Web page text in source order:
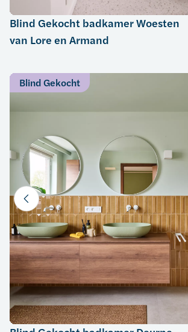
Blind Gekocht badkamer Woesten
van Lore en Armand
Blind Gekocht